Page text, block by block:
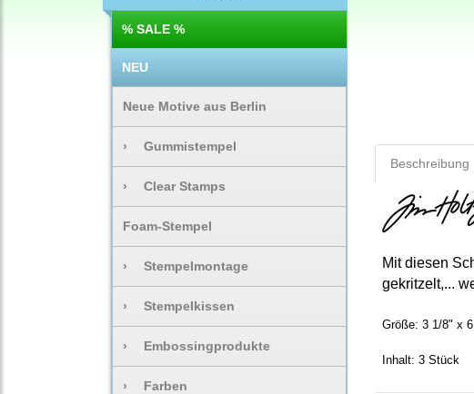
% SALE %
NEU
Neue Motive aus Berlin
› Gummistempel
› Clear Stamps
Foam-Stempel
› Stempelmontage
› Stempelkissen
› Embossingprodukte
› Farben
Beschreibung
Mit diesen
gekritzelt,...
Größe: 3 1/8" x
Inhalt: 3 Stück